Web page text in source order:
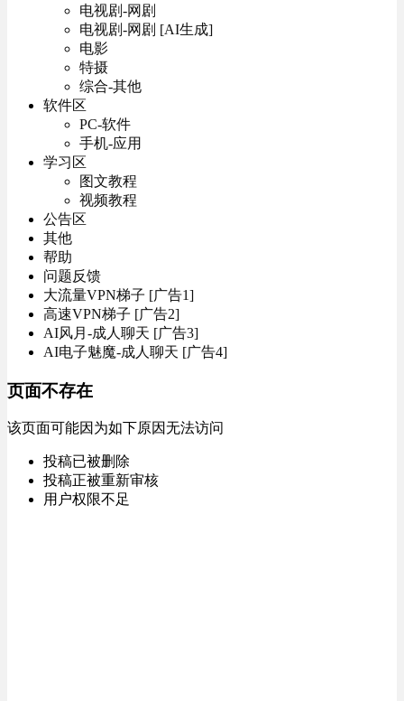
电视剧-网剧
电视剧-网剧 [AI生成]
电影
特摄
综合-其他
软件区
PC-软件
手机-应用
学习区
图文教程
视频教程
公告区
其他
帮助
问题反馈
大流量VPN梯子 [广告1]
高速VPN梯子 [广告2]
AI风月-成人聊天 [广告3]
AI电子魅魔-成人聊天 [广告4]
页面不存在
该页面可能因为如下原因无法访问
投稿已被删除
投稿正被重新审核
用户权限不足